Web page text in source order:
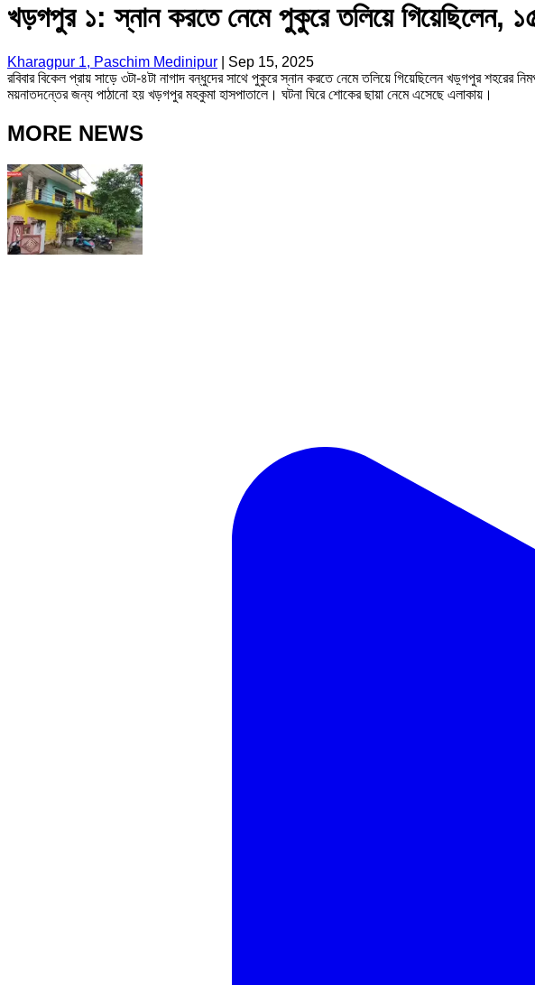
খড়গপুর ১: স্নান করতে নেমে পুকুরে তলিয়ে গিয়েছিলেন,
Kharagpur 1, Paschim Medinipur
Sep 15, 2025
রবিবার বিকেল প্রায় সাড়ে ৩টা-৪টা নাগাদ বন্ধুদের সাথে পুকুরে স্নান করতে নেমে তলিয়ে গিয়েছিলেন খড়্গপুর
ময়নাতদন্তের জন্য পাঠানো হয় খড়গপুর মহকুমা হাসপাতালে। ঘটনা ঘিরে শোকের ছায়া নেমে এসেছে এলাকায়।
MORE NEWS